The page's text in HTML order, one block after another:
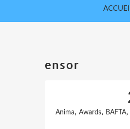
ensor
Anima, Awards, BAFTA,